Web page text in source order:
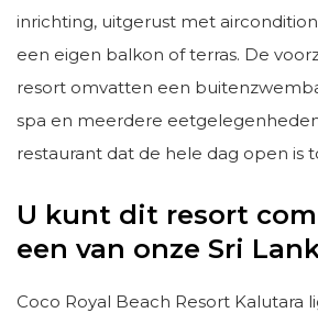
inrichting, uitgerust met
een eigen balkon of terras. De
resort omvatten een
spa en meerdere
restaurant dat de hele dag open is
U kunt dit resort
een van onze Sri
Coco Royal Beach Resort Kalutara